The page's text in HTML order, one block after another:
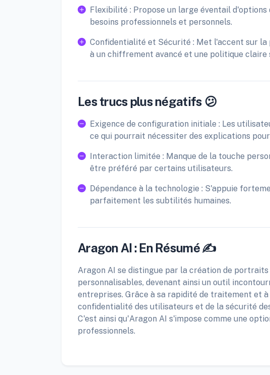
Flexibilité : Propose un large éventail
besoins professionnels et personnels.
Confidentialité et Sécurité : Met l'accent sur
à un chiffrement avancé et une politique claire
Les trucs plus négatifs 😕
Exigence de configuration initiale : Les
ce qui pourrait nécessiter des explications
Interaction limitée : Manque de la touche
être préféré par certains utilisateurs.
Dépendance à la technologie : S'appuie
parfaitement les subtilités humaines.
Aragon AI : En Résumé ✍️
Aragon AI se distingue par la création de
personnalisables, devenant ainsi un outil
entreprises. Grâce à sa rapidité de traitement et
confidentialité des utilisateurs et de la sécurité
C'est ainsi qu'Aragon AI s'impose comme une
professionnels.